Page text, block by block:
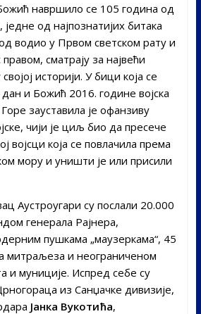
навршило се 105 година од
једне од најпознатијих битака
водио у Првом светском рату и
сматрају за највећи
историји. У бици која се
и Божић 2016. године војска
зауставила је офанзиву
чији је циљ био да пресече
војсци која се повлачила према
мору и уништи је или присили
Аустроугари су послали 20.000
генерала Рајнера,
пушкама „маузеркама“, 45
митраљеза и неограниченом
и муниције. Испред себе су
из Санџачке дивизије,
Јанка Вукотића,